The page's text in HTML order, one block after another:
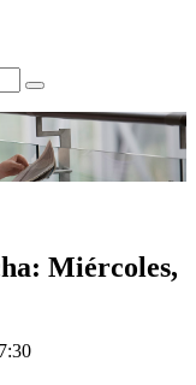
Miércoles,